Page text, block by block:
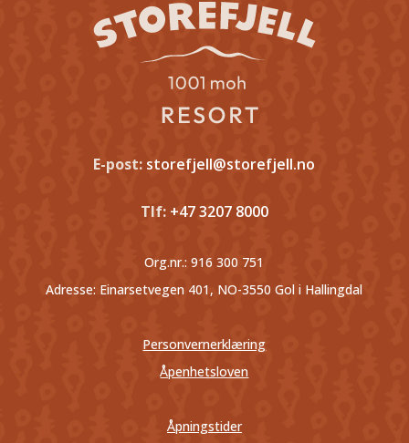
E-post: storefjell@storefjell.no
Tlf:+47 3207 8000
Org.nr.:916 300 751
Adresse: Einarsetvegen 401, NO-3550 Gol i Hallingdal
Personvernerklæring
Åpenhetsloven
Åpningstider